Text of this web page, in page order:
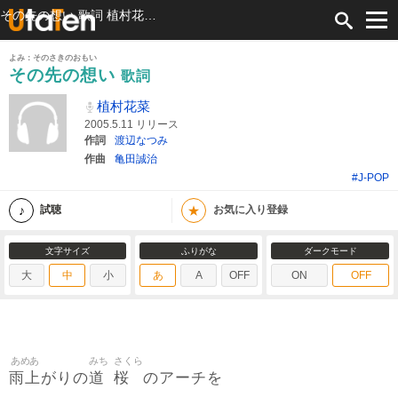
よみ：そのさきのおもい
その先の想い 歌詞
植村花菜
2005.5.11 リリース
作詞
渡辺なつみ
作曲
亀田誠治
#J-POP
試聴 ★ お気に入り登録
文字サイズ
大 中 小
ふりがな
あ A OFF
ダークモード
ON OFF
雨上
あめあ
がりの道
みち
桜
さくら
のアーチを